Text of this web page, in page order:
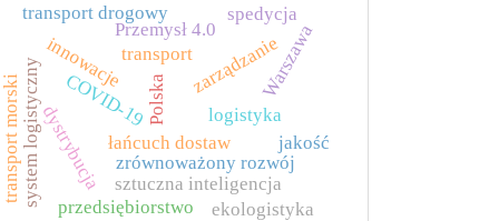
logistyka
transport
łańcuch dostaw
innowacje zarządzanie
zrównoważony rozwój
transport drogowy
dystrybucja sztuczna inteligencja
system logistyczny przedsiębiorstwo
Przemysł 4.0
Polska Warszawa
ekologistyka
COVID-19
transport morski
spedycja
jakość